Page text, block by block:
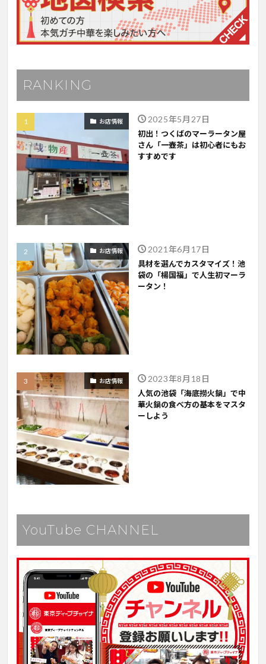
RANKING
お店情報 2025年5月27日
初出！つくばのマーラータン屋
さん「一壺茶」は初心者にもお
すすめです
お店情報 2021年6月17日
具材を選んでカスタマイズ！池
袋の「楊国福」で人生初マーラ
ータン！
お店情報 2023年8月18日
人気の池袋「海底撈火鍋」で中
華火鍋の食べ方の基本をマスタ
ーしよう
YouTube CHANNEL